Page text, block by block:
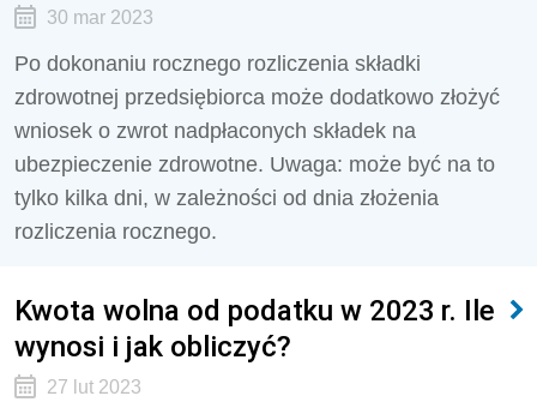
30 mar 2023
Po dokonaniu rocznego rozliczenia składki
zdrowotnej przedsiębiorca może dodatkowo złożyć
wniosek o zwrot nadpłaconych składek na
ubezpieczenie zdrowotne. Uwaga: może być na to
tylko kilka dni, w zależności od dnia złożenia
rozliczenia rocznego.
Kwota wolna od podatku w 2023 r. Ile
wynosi i jak obliczyć?
27 lut 2023